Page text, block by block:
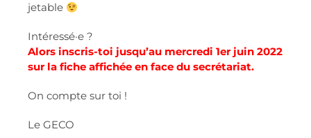
jetable
Intéressé·e ?
Alors inscris-toi jusqu’au mercredi 1er juin 2022
sur la fiche affichée en face du secrétariat.
On compte sur toi !
Le GECO